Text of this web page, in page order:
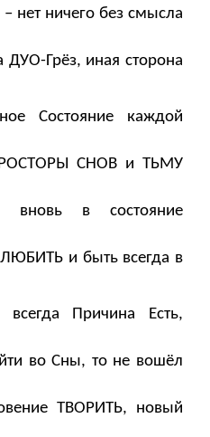
нет ничего без смысла
ДУО-Грёз, иная сторона
Состояние каждой
СНОВ и ТЬМУ
вновь в состояние
и быть всегда в
Причина Есть,
во Сны, то не вошёл
ТВОРИТЬ, новый